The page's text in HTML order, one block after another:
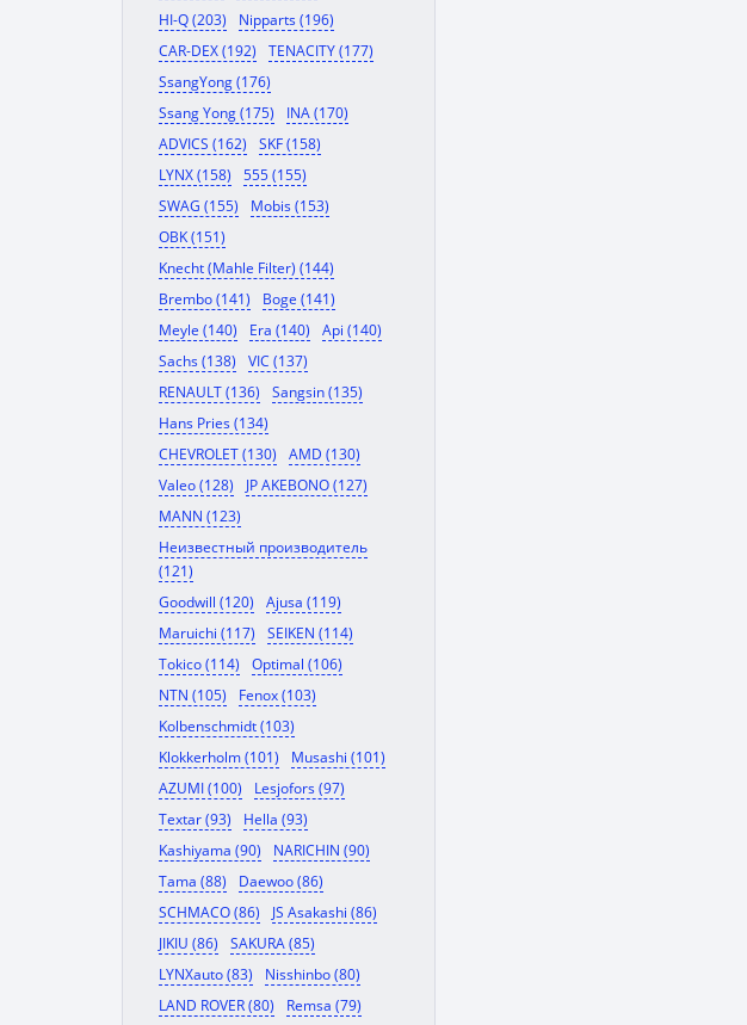
HI-Q (203)
Nipparts (196)
CAR-DEX (192)
TENACITY (177)
SsangYong (176)
Ssang Yong (175)
INA (170)
ADVICS (162)
SKF (158)
LYNX (158)
555 (155)
SWAG (155)
Mobis (153)
OBK (151)
Knecht (Mahle Filter) (144)
Brembo (141)
Boge (141)
Meyle (140)
Era (140)
Api (140)
Sachs (138)
VIC (137)
RENAULT (136)
Sangsin (135)
Hans Pries (134)
CHEVROLET (130)
AMD (130)
Valeo (128)
JP AKEBONO (127)
MANN (123)
Неизвестный производитель
(121)
Goodwill (120)
Ajusa (119)
Maruichi (117)
SEIKEN (114)
Tokico (114)
Optimal (106)
NTN (105)
Fenox (103)
Kolbenschmidt (103)
Klokkerholm (101)
Musashi (101)
AZUMI (100)
Lesjofors (97)
Textar (93)
Hella (93)
Kashiyama (90)
NARICHIN (90)
Tama (88)
Daewoo (86)
SCHMACO (86)
JS Asakashi (86)
JIKIU (86)
SAKURA (85)
LYNXauto (83)
Nisshinbo (80)
LAND ROVER (80)
Remsa (79)